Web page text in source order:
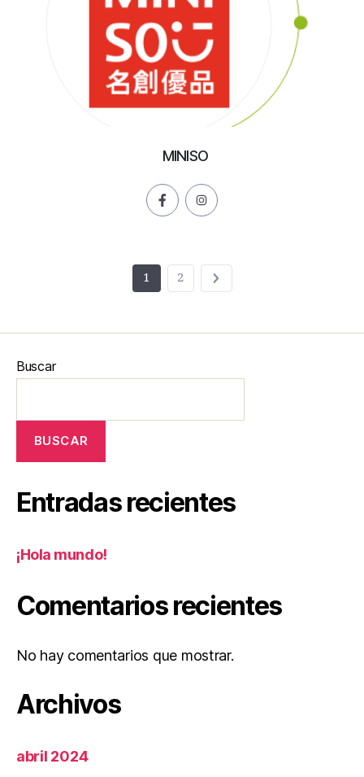
MINISO
1 2
Buscar
BUSCAR
Entradas recientes
¡Hola mundo!
Comentarios recientes
No hay comentarios que mostrar.
Archivos
abril 2024